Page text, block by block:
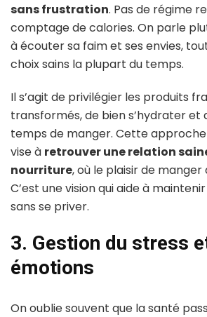
sans frustration. Pas de régime
comptage de calories. On parle
à écouter sa faim et ses envies,
choix sains la plupart du temps.
Il s’agit de privilégier les produits
transformés, de bien s’hydrater et
temps de manger. Cette
vise à retrouver une relation
nourriture, où le plaisir de
C’est une vision qui aide à
sans se priver.
3. Gestion du stress
émotions
On oublie souvent que la santé